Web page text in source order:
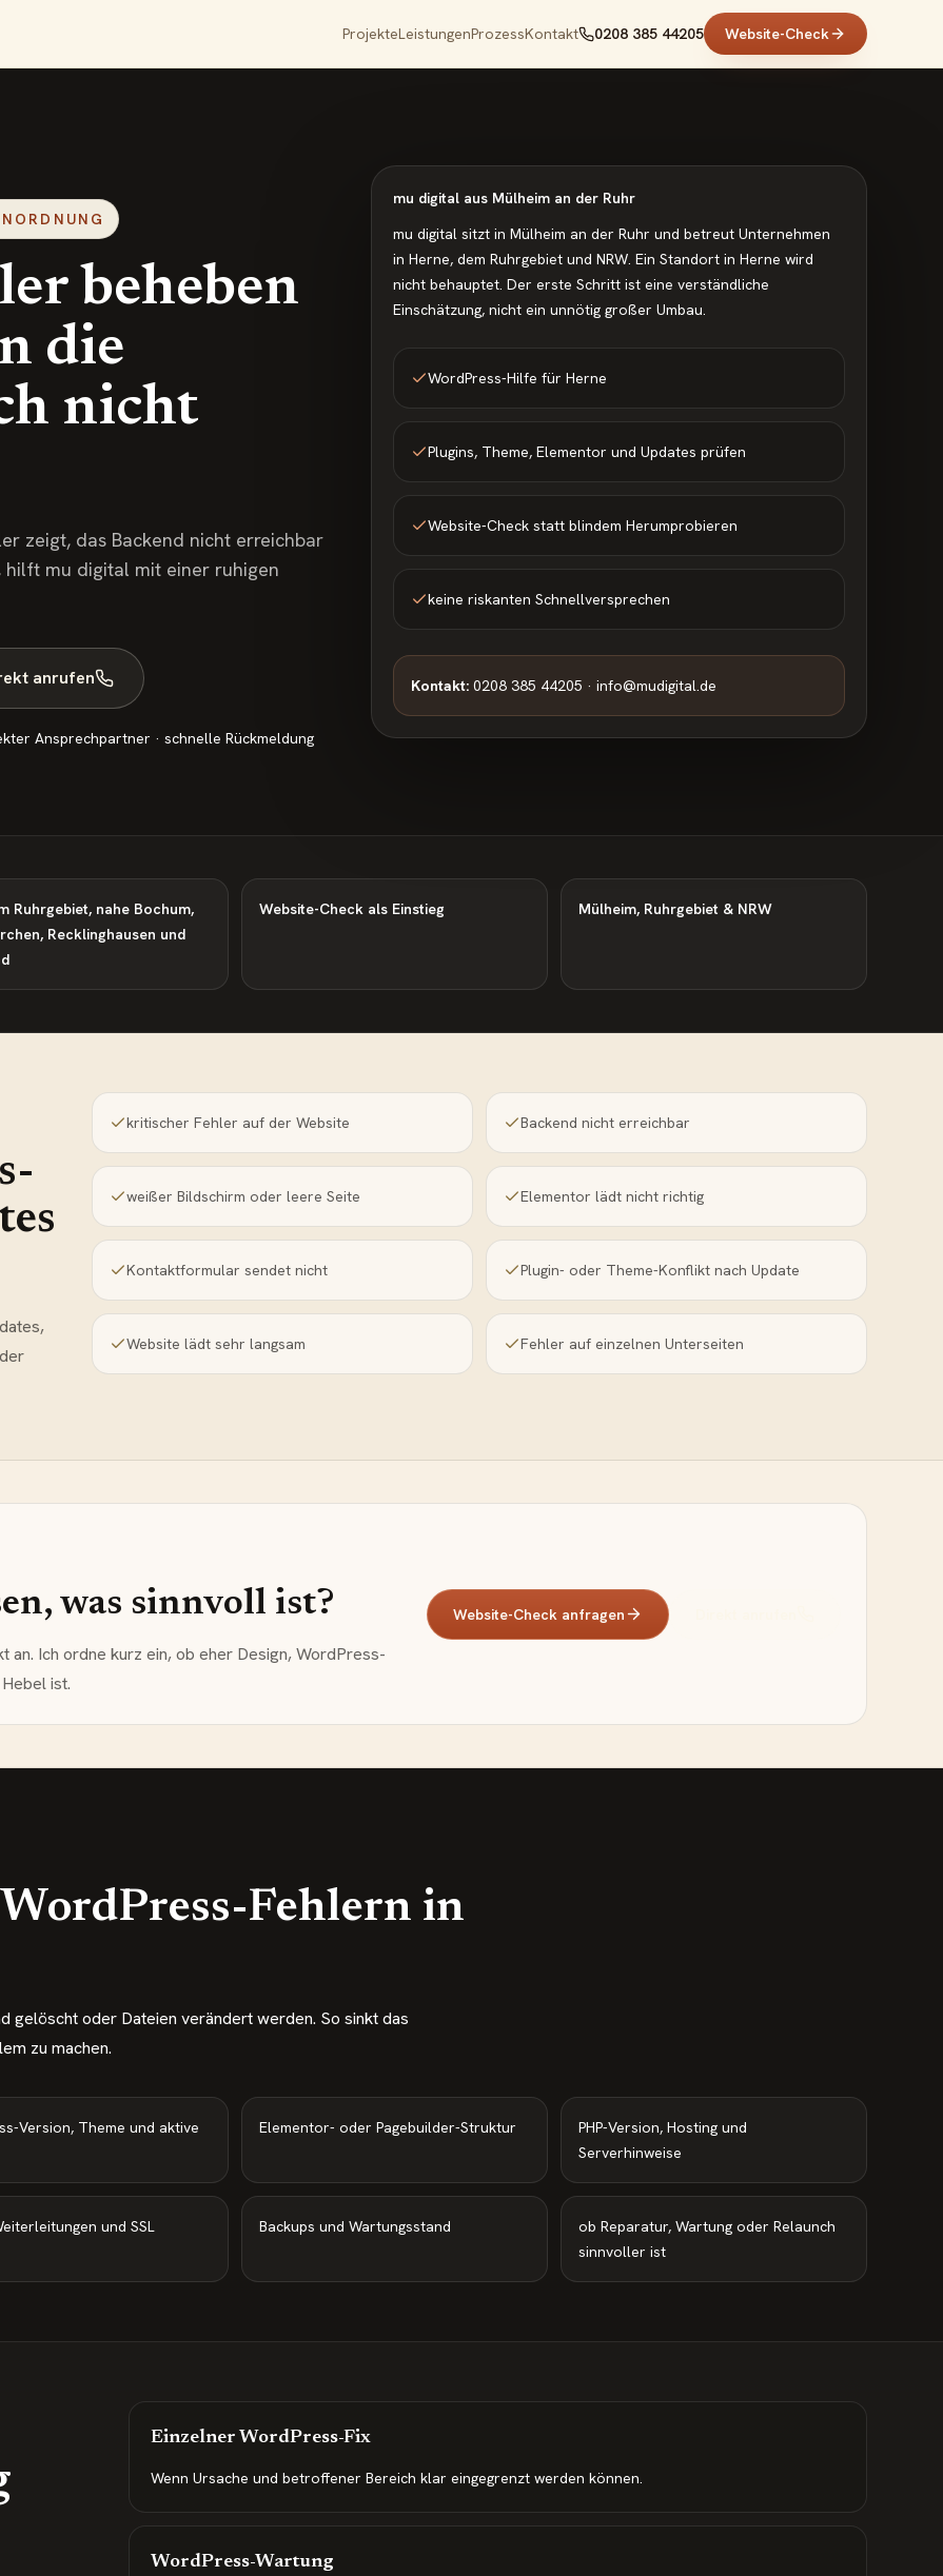
ProjekteLeistungenProzessKontakt 0208 385 44205 Website-Check
beheben
die
nicht
zeigt, das Backend nicht erreichbar
mu digital mit einer ruhigen
anrufen
Ansprechpartner · schnelle Rückmeldung
mu digital aus Mülheim an der Ruhr
mu digital sitzt in Mülheim an der Ruhr und betreut Unternehmen
in Herne, dem Ruhrgebiet und NRW. Ein Standort in Herne wird
nicht behauptet. Der erste Schritt ist eine verständliche
Einschätzung, nicht ein unnötig großer Umbau.
WordPress-Hilfe für Herne
Plugins, Theme, Elementor und Updates prüfen
Website-Check statt blindem Herumprobieren
keine riskanten Schnellversprechen
Kontakt:0208 385 44205 · info@mudigital.de
Ruhrgebiet, nahe Bochum,
Recklinghausen und
Website-Check als Einstieg Mülheim, Ruhrgebiet & NRW
kritischer Fehler auf der Website Backend nicht erreichbar
weißer Bildschirm oder leere Seite Elementor lädt nicht richtig
Kontaktformular sendet nicht Plugin- oder Theme-Konflikt nach Update
Website lädt sehr langsam Fehler auf einzelnen Unterseiten
was sinnvoll ist?
Ich ordne kurz ein, ob eher Design, WordPress-
ist.
Website-Check anfragen
Fehlern in
gelöscht oder Dateien verändert werden. So sinkt das
zu machen.
Version, Theme und aktive
Elementor- oder Pagebuilder-Struktur
PHP-Version, Hosting und
Serverhinweise
und SSL Backups und Wartungsstand
ob Reparatur, Wartung oder Relaunch
sinnvoller ist
Einzelner WordPress-Fix
Wenn Ursache und betroffener Bereich klar eingegrenzt werden können.
WordPress-Wartung